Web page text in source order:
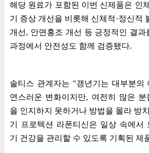
해당 원료가 포함된 이번 신제품은 인
기 증상 개선을 비롯해 신체적 ·정신적
개선 , 안면홍조 개선 등 긍정적인 결과
과정에서 안전성도 함께 검증됐다.
솔티스 관계자는 "갱년기는 대부분의
연스러운 변화이지만, 여전히 많은 분
을 인지하지 못하거나 방법을 몰라 방
기 프로텍션 라폰티신은 일상 속에서
기 건강을 관리할 수 있도록 기획된 제